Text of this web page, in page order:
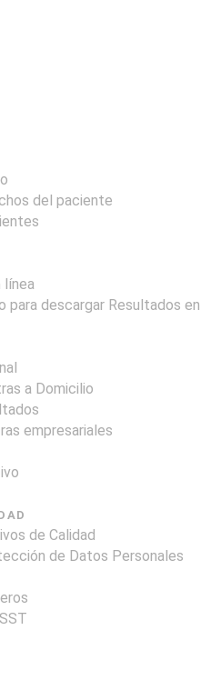
del paciente
línea
para descargar Resultados en
a Domicilio
empresariales
de Calidad
de Datos Personales